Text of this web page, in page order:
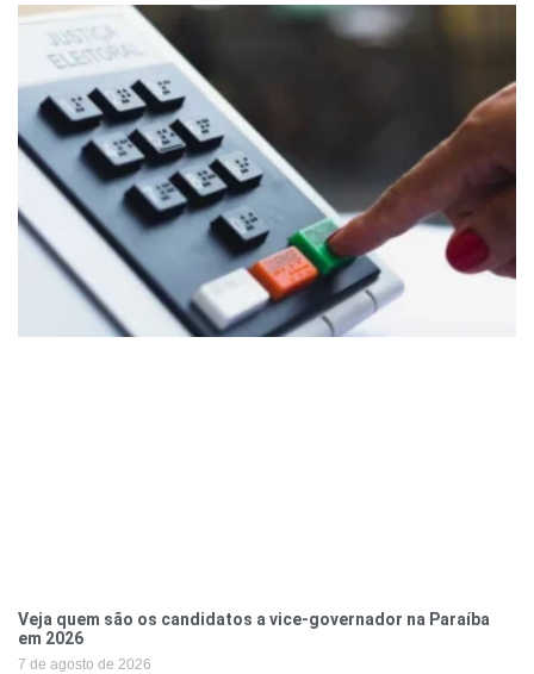
Veja quem são os candidatos a vice-governador na Paraíba
em 2026
7 de agosto de 2026